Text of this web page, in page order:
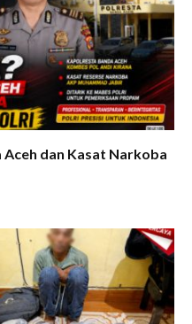
dan Kasat Narkoba